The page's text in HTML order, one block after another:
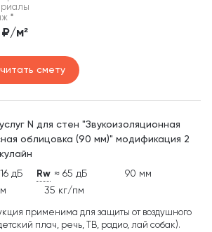
*
₽/м²
смету
N для стен "Звукоизоляционная
облицовка (90 мм)" модификация 2
дБ Rw ≈ 65 дБ
90 мм
35 кг/пм
применима для защиты от воздушного
плач, речь, ТВ, радио, лай собак).